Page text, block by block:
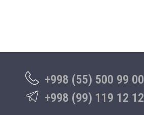
+998 (55) 500 99 00
+998 (99) 119 12 12